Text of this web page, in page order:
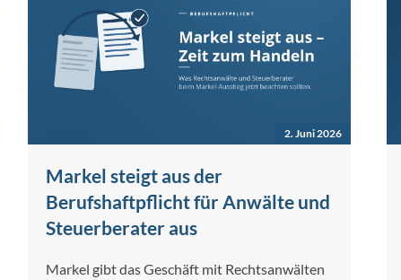
2. Juni 2026
Markel steigt aus der
Berufshaftpflicht für Anwälte und
Steuerberater aus
Markel gibt das Geschäft mit Rechtsanwälten